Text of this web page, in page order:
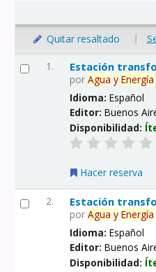
Quitar resaltado |
1. Estación
porAgua y Energía
Idioma:Español
Editor:Buenos
Disponibilidad:
Hacer reserva
2. Estación
porAgua y Energía
Idioma:Español
Editor:Buenos
Disponibilidad: